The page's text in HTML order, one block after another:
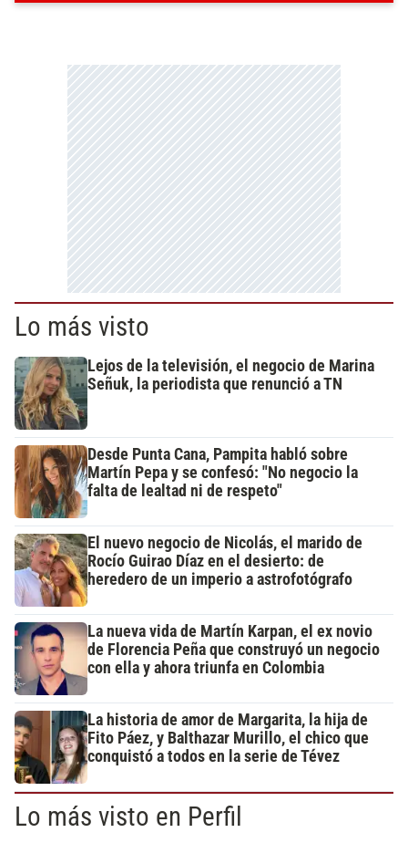
Lo más visto
Lejos de la televisión, el negocio de Marina
Señuk, la periodista que renunció a TN
Desde Punta Cana, Pampita habló sobre
Martín Pepa y se confesó: "No negocio la
falta de lealtad ni de respeto"
El nuevo negocio de Nicolás, el marido de
Rocío Guirao Díaz en el desierto: de
heredero de un imperio a astrofotógrafo
La nueva vida de Martín Karpan, el ex novio
de Florencia Peña que construyó un negocio
con ella y ahora triunfa en Colombia
La historia de amor de Margarita, la hija de
Fito Páez, y Balthazar Murillo, el chico que
conquistó a todos en la serie de Tévez
Lo más visto en Perfil